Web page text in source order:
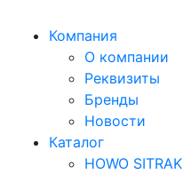
Компания
О компании
Реквизиты
Бренды
Новости
Каталог
HOWO SITRAK